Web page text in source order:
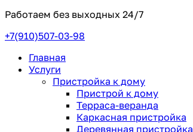
Работаем без выходных 24/7
+7(910)507-03-98
Главная
Услуги
Пристройка к дому
Пристрой к дому
Терраса-веранда
Каркасная пристройка
Деревянная пристройка